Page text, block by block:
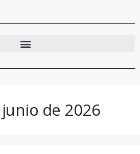
de 2026